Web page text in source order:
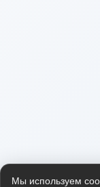
Мы используем